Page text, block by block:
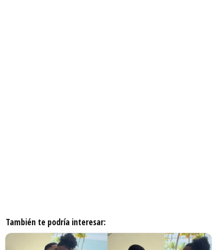
También te podría interesar: